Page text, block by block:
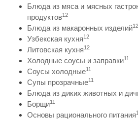
Блюда из мяса и мясных
продуктов12
Блюда из макаронных изделий12
Узбекская кухня12
Литовская кухня12
Холодные соусы и заправки11
Соусы холодные11
Супы прозрачные11
Блюда из диких животных и
Борщи11
Основы рационального питания